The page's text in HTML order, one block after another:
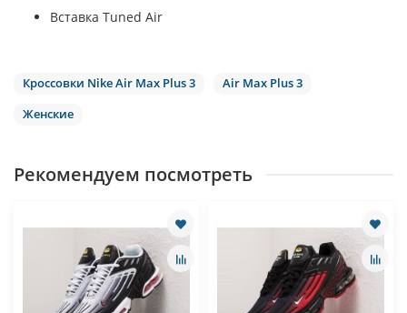
Вставка Tuned Air
Кроссовки Nike Air Max Plus 3
Air Max Plus 3
Женские
Рекомендуем посмотреть